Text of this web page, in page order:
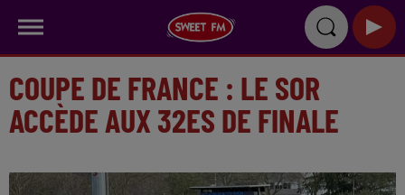
COUPE DE FRANCE : LE SOR
ACCÈDE AUX 32ES DE FINALE